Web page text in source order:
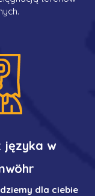
języka w
dla ciebie